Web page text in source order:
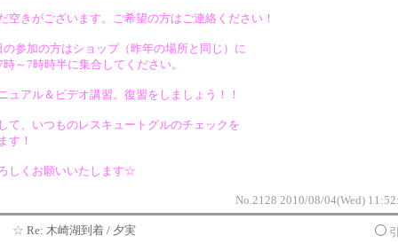
空きがございます。ご希望の方はご連絡ください！
の参加の方はショップ（昨年の場所と同じ）に
時～7時時半に集合してください。
ュアル＆ビデオ講習。復習をしましょう！！
て、いつものレスキュートグルのチェックを
す！
しくお願いいたします☆
No.2128 2010/08/04(Wed)
☆ Re: 木崎湖到着 / 夕実